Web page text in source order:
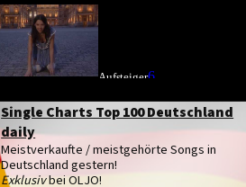
Single Charts Top 100 Deutschland
daily
Meistverkaufte / meistgehörte Songs in
Deutschland gestern!
Exklusivbei OLJO!